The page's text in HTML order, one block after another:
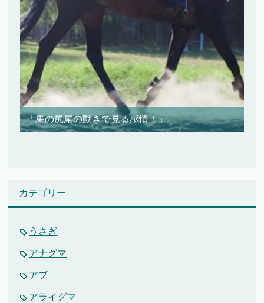
「馬の尻尾の動きで見る感情！」
カテゴリー
うさぎ
アナグマ
アブ
アライグマ